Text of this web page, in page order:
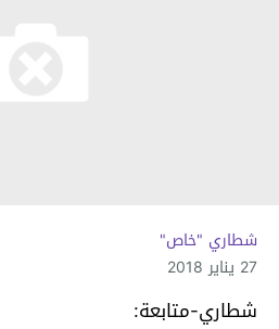
شطاري "خاص"
27 يناير 2018
شطاري-متابعة: